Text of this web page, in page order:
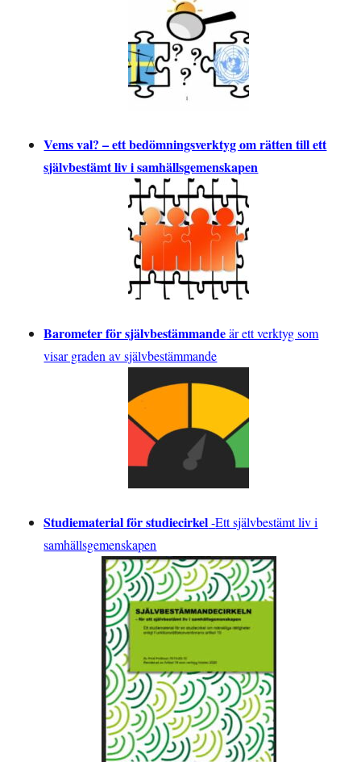
Vems val? – ett bedömningsverktyg om rätten till ett
självbestämt liv i samhällsgemenskapen
Barometer för självbestämmandeär ett verktyg som
visar graden av självbestämmande
Studiematerial för studiecirkel-Ett självbestämt liv i
samhällsgemenskapen